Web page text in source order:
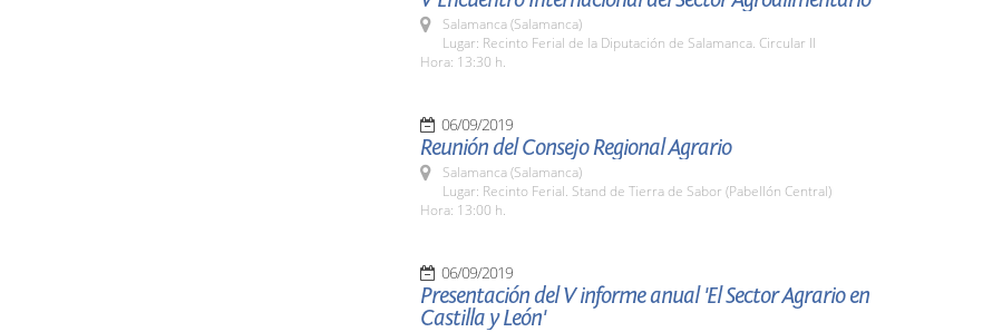
Salamanca (Salamanca)
Lugar: Recinto Ferial de la Diputación de Salamanca. Circular II
Hora: 13:30 h.
06/09/2019
Reunión del Consejo Regional Agrario
Salamanca (Salamanca)
Lugar: Recinto Ferial. Stand de Tierra de Sabor (Pabellón Central)
Hora: 13:00 h.
06/09/2019
Presentación del V informe anual 'El Sector Agrario en
Castilla y León'